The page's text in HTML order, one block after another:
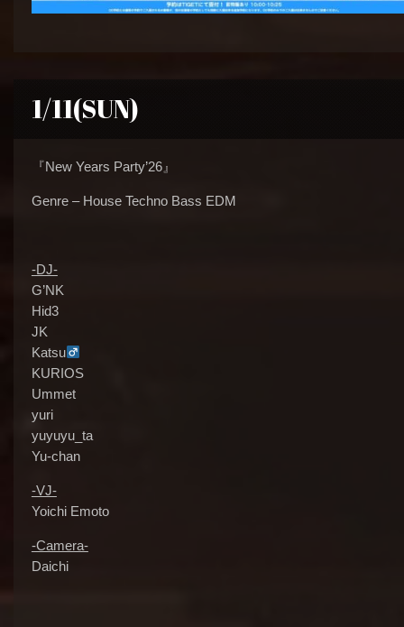
1/11(SUN)
『New Years Party’26』
Genre – House Techno Bass EDM
-DJ-
G’NK
Hid3
JK
Katsu
KURIOS
Ummet
yuri
yuyuyu_ta
Yu-chan
-VJ-
Yoichi Emoto
-Camera-
Daichi